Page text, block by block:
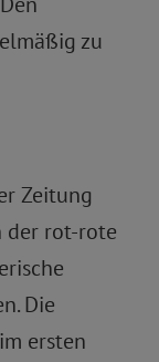
zu
Zeitung
der rot-rote
Die
ersten